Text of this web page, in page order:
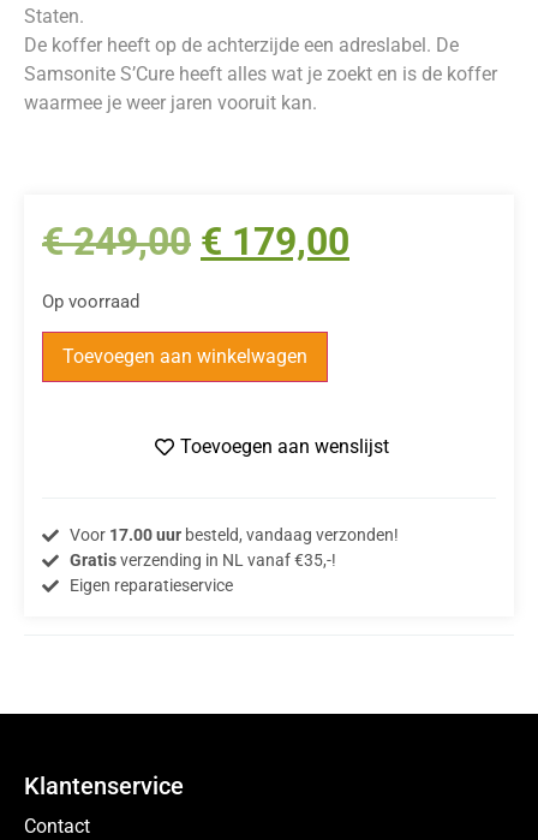
Staten.
De koffer heeft op de achterzijde een adreslabel. De
Samsonite S’Cure heeft alles wat je zoekt en is de koffer
waarmee je weer jaren vooruit kan.
€249,00 € 179,00
Op voorraad
Toevoegen aan winkelwagen
Toevoegen aan wenslijst
Voor 17.00 uurbesteld, vandaag verzonden!
Gratisverzending in NL vanaf €35,-!
Eigen reparatieservice
Klantenservice
Contact